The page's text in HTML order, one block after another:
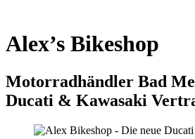
Alex’s Bikeshop
Motorradhändler Bad
Ducati & Kawasaki